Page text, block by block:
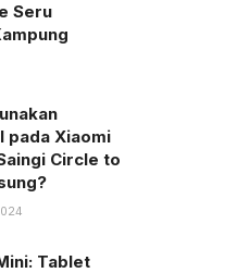
Seru
pada Xiaomi
Circle to
Tablet